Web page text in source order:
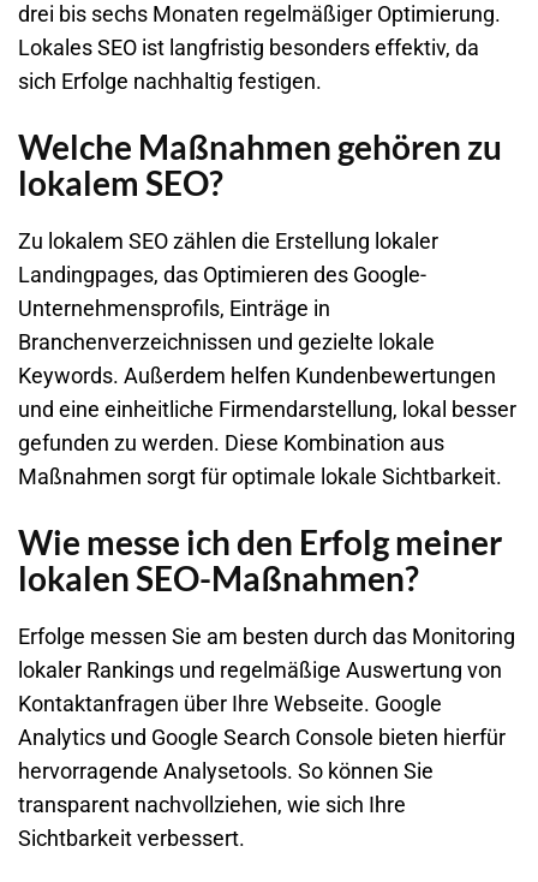
drei bis sechs Monaten regelmäßiger Optimierung.
Lokales SEO ist langfristig besonders effektiv, da
sich Erfolge nachhaltig festigen.
Welche Maßnahmen gehören zu
lokalem SEO?
Zu lokalem SEO zählen die Erstellung lokaler
Landingpages, das Optimieren des Google-
Unternehmensprofils, Einträge in
Branchenverzeichnissen und gezielte lokale
Keywords. Außerdem helfen Kundenbewertungen
und eine einheitliche Firmendarstellung, lokal besser
gefunden zu werden. Diese Kombination aus
Maßnahmen sorgt für optimale lokale Sichtbarkeit.
Wie messe ich den Erfolg meiner
lokalen SEO-Maßnahmen?
Erfolge messen Sie am besten durch das Monitoring
lokaler Rankings und regelmäßige Auswertung von
Kontaktanfragen über Ihre Webseite. Google
Analytics und Google Search Console bieten hierfür
hervorragende Analysetools. So können Sie
transparent nachvollziehen, wie sich Ihre
Sichtbarkeit verbessert.